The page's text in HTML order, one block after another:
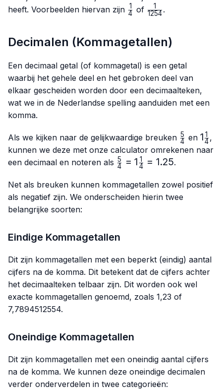
heeft. Voorbeelden hiervan zijn \frac{1}
4
1 of \frac{1}
1254
1 .
Decimalen (Kommagetallen)
Een decimaal getal (of kommagetal) is een getal
waarbij het gehele deel en het gebroken deel van
elkaar gescheiden worden door een decimaalteken,
wat we in de Nederlandse spelling aanduiden met een
komma.
Als we kijken naar de gelijkwaardige breuken \frac{5}
{4}
4
5 en
{4}
14
1 ,
kunnen we deze met onze calculator omrekenen naar
een decimaal en noteren als \frac{5}
{4}=1.25
4
5 = 1 4
1 = 1.25.
Net als breuken kunnen kommagetallen zowel positief
als negatief zijn. We onderscheiden hierin twee
belangrijke soorten:
Eindige Kommagetallen
Dit zijn kommagetallen met een beperkt (eindig) aantal
cijfers na de komma. Dit betekent dat de cijfers achter
het decimaalteken telbaar zijn. Dit worden ook wel
exacte kommagetallen genoemd, zoals 1,23 of
7,7894512554.
Oneindige Kommagetallen
Dit zijn kommagetallen met een oneindig aantal cijfers
na de komma. We kunnen deze oneindige decimalen
verder onderverdelen in twee categorieën: